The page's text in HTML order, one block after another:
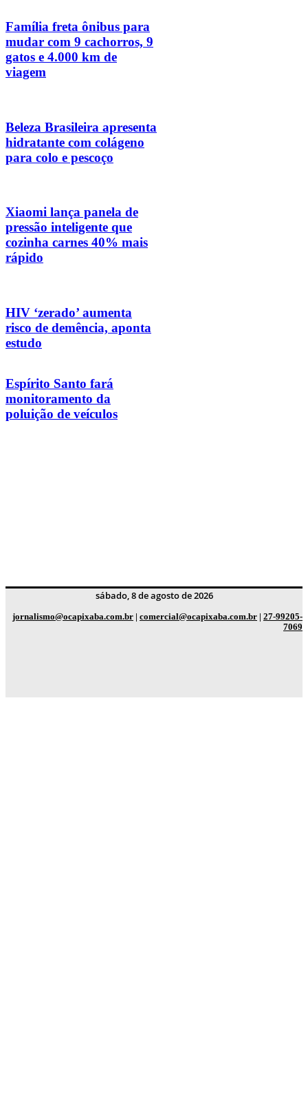
Família freta ônibus para
mudar com 9 cachorros, 9
gatos e 4.000 km de
viagem
Beleza Brasileira apresenta
hidratante com colágeno
para colo e pescoço
Xiaomi lança panela de
pressão inteligente que
cozinha carnes 40% mais
rápido
HIV ‘zerado’ aumenta
risco de demência, aponta
estudo
Espírito Santo fará
monitoramento da
poluição de veículos
sábado, 8 de agosto de 2026
jornalismo@ocapixaba.com.br | comercial@ocapixaba.com.br | 27-99205-
7069